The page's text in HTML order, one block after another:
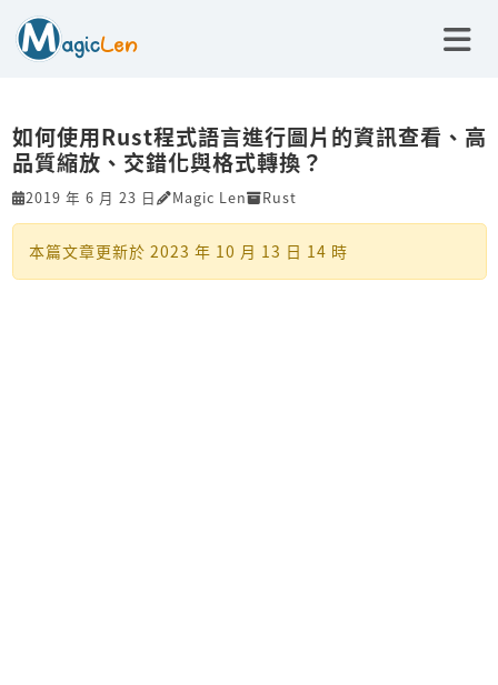
如何使用Rust程式語言進行圖片的資訊查看、高
品質縮放、交錯化與格式轉換？
2019 年 6 月 23 日 Magic Len Rust
本篇文章更新於 2023 年 10 月 13 日 14 時